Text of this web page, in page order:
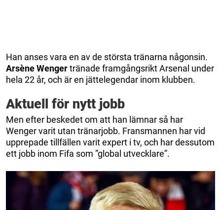
Han anses vara en av de största tränarna någonsin.
ArsèneWengertränade framgångsrikt Arsenal under
hela 22 år, och är en jättelegendar inom klubben.
Aktuell för nytt jobb
Men efter beskedet om att han lämnar så har
Wenger varit utan tränarjobb. Fransmannen har vid
upprepade tillfällen varit expert i tv, och har dessutom
ett jobb inom Fifa som ”global utvecklare”.